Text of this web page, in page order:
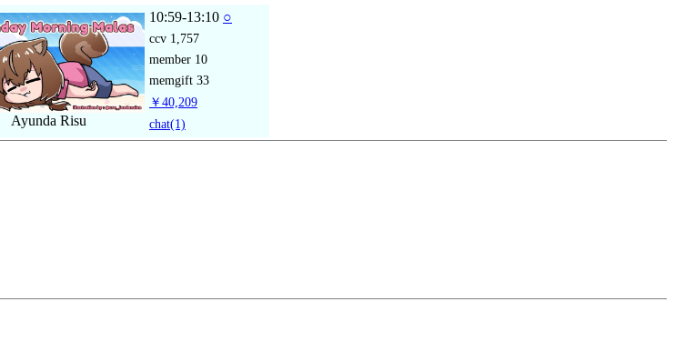
Ayunda Risu
10:59-13:10 ○
ccv 1,757
member 10
memgift 33
￥40,209
chat(1)